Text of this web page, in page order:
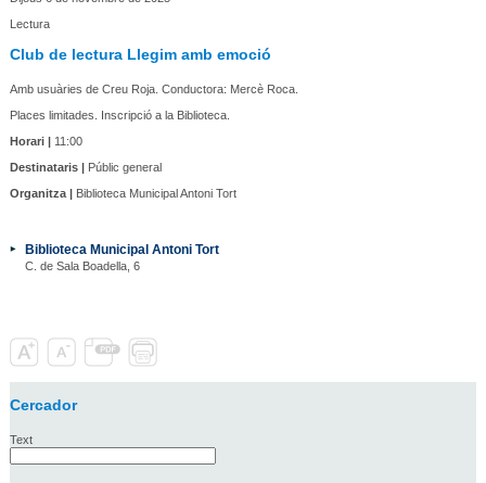
Lectura
Club de lectura Llegim amb emoció
Amb usuàries de Creu Roja. Conductora: Mercè Roca.
Places limitades. Inscripció a la Biblioteca.
Horari |11:00
Destinataris |Públic general
Organitza |Biblioteca Municipal Antoni Tort
Biblioteca Municipal Antoni Tort
C. de Sala Boadella, 6
Cercador
Text